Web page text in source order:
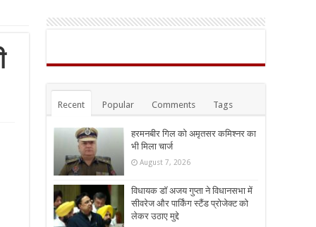
Recent Popular Comments Tags
हरमनबीर गिल को अमृतसर कमिश्नर का
भी मिला चार्ज
August 7, 2026
विधायक डॉ अजय गुप्ता ने विधानसभा में
सीवरेज और पार्किंग स्टैंड प्रोजेक्ट को
लेकर उठाए मुद्दे